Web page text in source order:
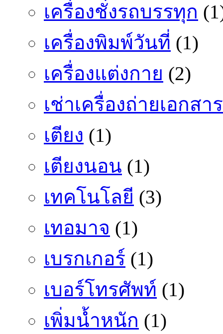
เครื่องชั่งรถบรรทุก
เครื่องพิมพ์วันที่ (1)
เครื่องแต่งกาย (2)
เช่าเครื่องถ่ายเอกสาร
เตียง (1)
เตียงนอน (1)
เทคโนโลยี (3)
เทอมาจ (1)
เบรกเกอร์ (1)
เบอร์โทรศัพท์ (1)
เพิ่มน้ำหนัก (1)